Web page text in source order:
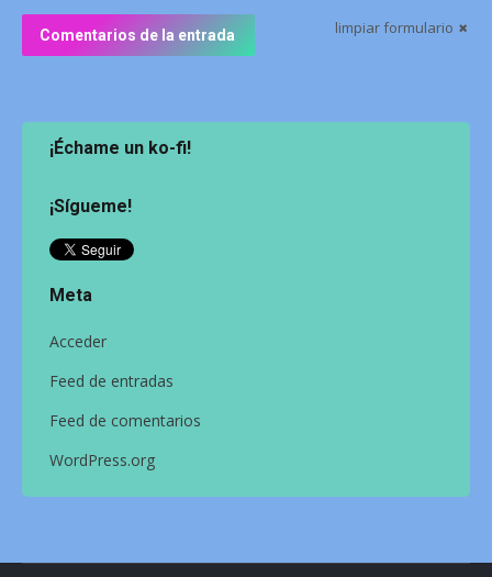
limpiar formulario
Comentarios de la entrada
¡Échame un ko-fi!
¡Sígueme!
Meta
Acceder
Feed de entradas
Feed de comentarios
WordPress.org